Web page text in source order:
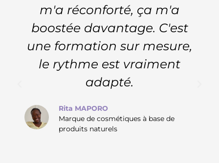
m'a réconforté, ça m'a
boostée davantage. C'est
une formation sur mesure,
le rythme est vraiment
adapté.
Rita MAPORO
Marque de cosmétiques à base de
produits naturels